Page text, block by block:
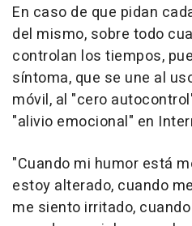
En caso de que pidan
del mismo, sobre todo
controlan los tiempos,
síntoma, que se une al
móvil, al "cero
"alivio emocional" en
"Cuando mi humor está
estoy alterado, cuando
me siento irritado,